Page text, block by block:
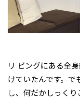
リ ビングにある全
けていたんです。
し、何だかしっくり